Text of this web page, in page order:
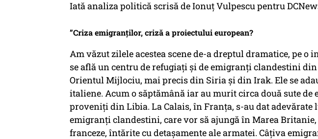
Iată analiza politică scrisă de Ionuț Vulpescu pentru
”Criza emigranților, criză a proiectului european?
Am văzut zilele acestea scene de-a dreptul dramatice, pe o
se află un centru de refugiați și de emigranți clandestini
Orientul Mijlociu, mai precis din Siria și din Irak. Ele se
italiene. Acum o săptămână iar au murit circa două sute
proveniți din Libia. La Calais, în Franța, s-au dat adevărate
emigranți clandestini, care vor să ajungă în Marea
franceze, întărite cu detașamente ale armatei. Câțiva